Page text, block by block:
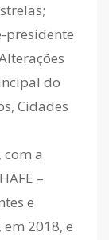
presidente
do
Cidades
com a
–
e
2018, e